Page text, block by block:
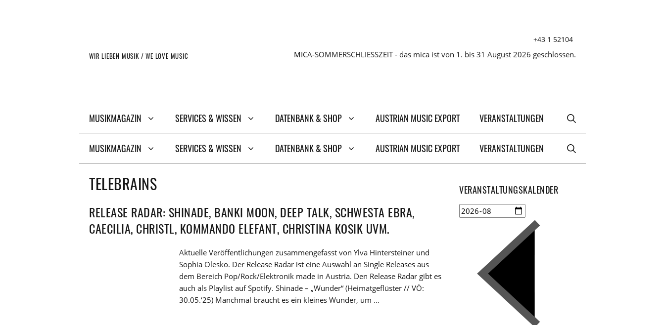
+43 1 52104
WIR LIEBEN MUSIK / WE LOVE MUSIC MICA-SOMMERSCHLIESSZEIT - das mica ist von 1. bis 31 August 2026 geschlossen.
MUSIKMAGAZIN SERVICES & WISSEN DATENBANK & SHOP AUSTRIAN MUSIC EXPORT VERANSTALTUNGEN
MUSIKMAGAZIN SERVICES & WISSEN DATENBANK & SHOP AUSTRIAN MUSIC EXPORT VERANSTALTUNGEN
TELEBRAINS
RELEASE RADAR: SHINADE, BANKI MOON, DEEP TALK, SCHWESTA EBRA,
CAECILIA, CHRISTL, KOMMANDO ELEFANT, CHRISTINA KOSIK UVM.
Aktuelle Veröffentlichungen zusammengefasst von Ylva Hintersteiner und
Sophia Olesko. Der Release Radar ist eine Auswahl an Single Releases aus
dem Bereich Pop/Rock/Elektronik made in Austria. Den Release Radar gibt es
auch als Playlist auf Spotify. Shinade – „Wunder“ (Heimatgeflüster // VÖ:
30.05.‘25) Manchmal braucht es ein kleines Wunder, um …
VERANSTALTUNGSKALENDER